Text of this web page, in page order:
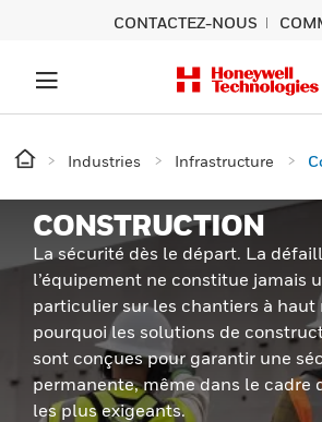
CONTACTEZ-NOUS
Industries Infrastructure
CONSTRUCTION
La sécurité dès le départ. La
l’équipement ne constitue jamais
particulier sur les chantiers à haut
pourquoi les solutions de
sont conçues pour garantir une
permanente, même dans le cadre
les plus exigeants.